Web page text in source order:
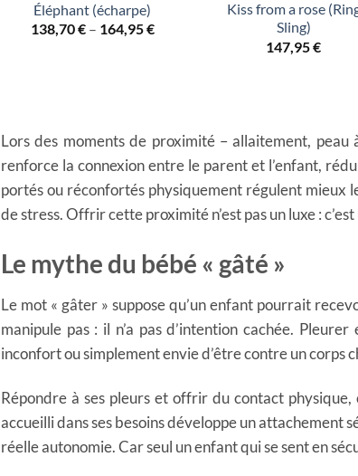
Éléphant (écharpe)
138,70€– 164,95€
Kiss from a rose
Sling)
147,95€
Lors des moments de proximité – allaitement, peau
renforce la connexion entre le parent et l’enfant,
portés ou réconfortés physiquement régulent mieux
de stress. Offrir cette proximité n’est pas un luxe :
Le mythe du bébé « gâté »
Le mot « gâter » suppose qu’un enfant pourrait
manipule pas : il n’a pas d’intention cachée.
inconfort ou simplement envie d’être contre un corps
Répondre à ses pleurs et offrir du contact
accueilli dans ses besoins développe un attachement
réelle autonomie. Car seul un enfant qui se sent en